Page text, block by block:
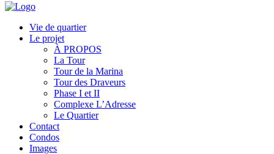
Vie de quartier
Le projet
À PROPOS
La Tour
Tour de la Marina
Tour des Draveurs
Phase I et II
Complexe L’Adresse
Le Quartier
Contact
Condos
Images